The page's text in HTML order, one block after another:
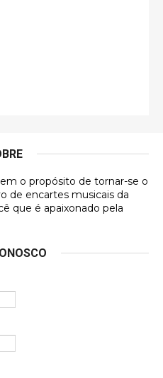
o encarte aqui, me
minha falta, informo
mais contribuições
o propósito de tornar-se o
de encartes musicais da
que é apaixonado pela